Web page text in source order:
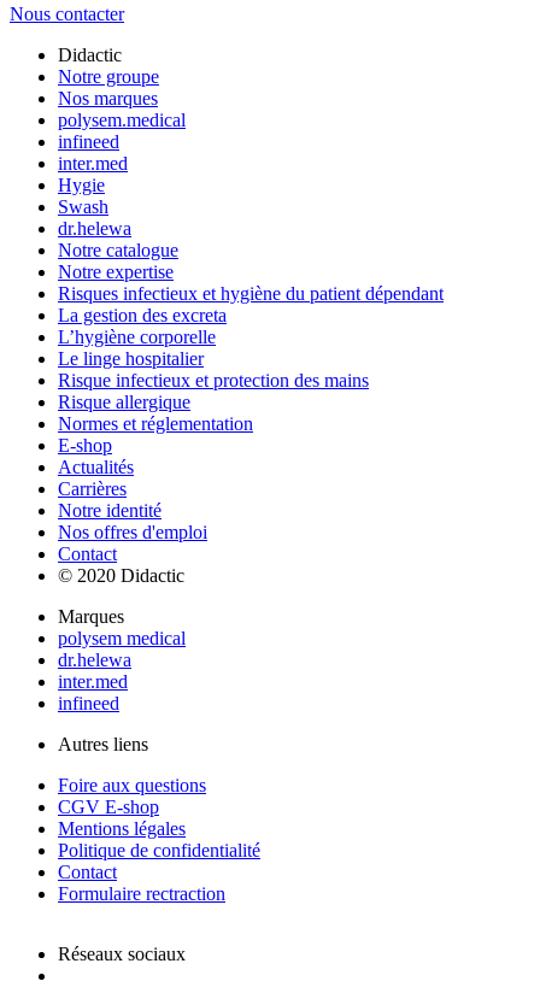
Nous contacter
Didactic
Notre groupe
Nos marques
polysem.medical
infineed
inter.med
Hygie
Swash
dr.helewa
Notre catalogue
Notre expertise
Risques infectieux et hygiène du patient dépendant
La gestion des excreta
L’hygiène corporelle
Le linge hospitalier
Risque infectieux et protection des mains
Risque allergique
Normes et réglementation
E-shop
Actualités
Carrières
Notre identité
Nos offres d'emploi
Contact
© 2020 Didactic
Marques
polysem medical
dr.helewa
inter.med
infineed
Autres liens
Foire aux questions
CGV E-shop
Mentions légales
Politique de confidentialité
Contact
Formulaire rectraction
Réseaux sociaux